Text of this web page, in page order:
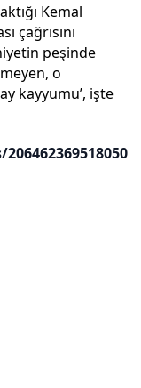
Kemal
çağrısını
peşinde
o
kayyumu’, işte